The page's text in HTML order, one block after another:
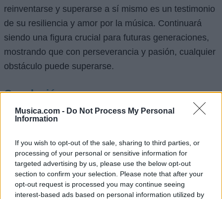
Musica.com - Do Not Process My Personal
Information
If you wish to opt-out of the sale, sharing to third parties, or
processing of your personal or sensitive information for
targeted advertising by us, please use the below opt-out
section to confirm your selection. Please note that after your
opt-out request is processed you may continue seeing
interest-based ads based on personal information utilized by
reinventarse y superarse a sí mismo es un testimonio
de su resiliencia y amor por la música. Continuará
siendo una figura crucial para futuras generaciones,
mostrando que con perseverancia y pasión, cualquier
obstáculo puede superarse.
Conclusión
La vida y carrera de Nicky Jam son una verdadera
Desde sus humildes inicios en Massachusetts hasta
su ascenso en la vibrante escena del reggaetón,
pasando por sus luchas personales y su renacimiento
en Colombia, Nicky Jam ha demostrado que los